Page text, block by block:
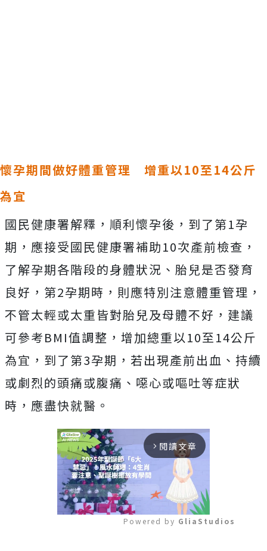
懷孕期間做好體重管理 增重以10至14公斤
為宜
國民健康署解釋，順利懷孕後，到了第1孕
期，應接受國民健康署補助10次產前檢查，
了解孕期各階段的身體狀況、胎兒是否發育
良好，第2孕期時，則應特別注意體重管理，
不管太輕或太重皆對胎兒及母體不好，建議
可參考BMI值調整，增加總重以10至14公斤
為宜，到了第3孕期，若出現產前出血、持續
或劇烈的頭痛或腹痛、噁心或嘔吐等症狀
時，應盡快就醫。
arrow_forward_ios 閱讀文章
Powered by GliaStudios